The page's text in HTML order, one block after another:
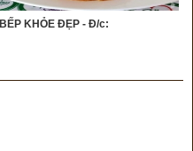
BẾP KHỎE ĐẸP - Đ/c: